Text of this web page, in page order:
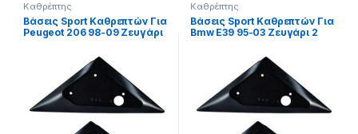
Καθρέπτης
Βάσεις Sport Καθρεπτών Για
Peugeot 206 98-09 Ζευγάρι
Καθρέπτης
Βάσεις Sport Καθρεπτών Για
Bmw E39 95-03 Ζευγάρι 2